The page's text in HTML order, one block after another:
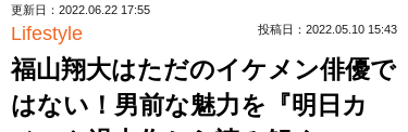
更新日：2022.06.22 17:55
Lifestyle 投稿日：2022.05.10 15:43
福山翔大はただのイケメン俳優で
はない！男前な魅力を『明日カ